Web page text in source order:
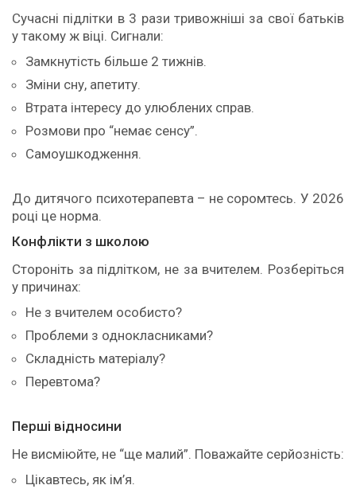
Сучасні підлітки в 3 рази тривожніші за свої батьків
у такому ж віці. Сигнали:
Замкнутість більше 2 тижнів.
Зміни сну, апетиту.
Втрата інтересу до улюблених справ.
Розмови про “немає сенсу”.
Самоушкодження.
До дитячого психотерапевта – не соромтесь. У 2026
році це норма.
Конфлікти з школою
Стороніть за підлітком, не за вчителем. Розберіться
у причинах:
Не з вчителем особисто?
Проблеми з однокласниками?
Складність матеріалу?
Перевтома?
Перші відносини
Не висміюйте, не “ще малий”. Поважайте серйозність:
Цікавтесь, як ім’я.